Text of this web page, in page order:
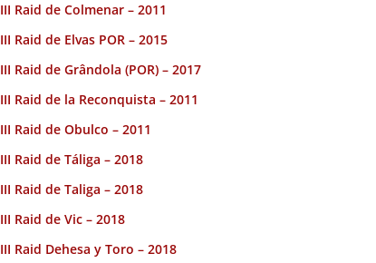
III Raid de Colmenar – 2011
III Raid de Elvas POR – 2015
III Raid de Grândola (POR) – 2017
III Raid de la Reconquista – 2011
III Raid de Obulco – 2011
III Raid de Táliga – 2018
III Raid de Taliga – 2018
III Raid de Vic – 2018
III Raid Dehesa y Toro – 2018